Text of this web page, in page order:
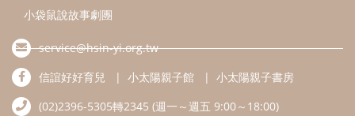
小袋鼠說故事劇團
service@hsin-yi.org.tw
信誼好好育兒
小太陽親子館
小太陽親子書房
(02)2396-5305轉2345 (週一～週五 9:00～18:00)